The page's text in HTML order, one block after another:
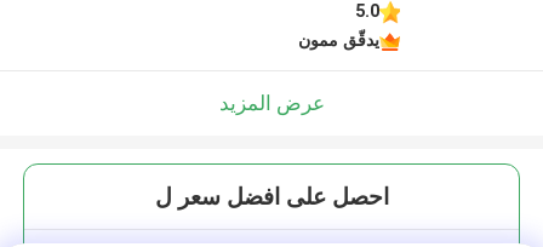
5.0
يدقّق ممون
عرض المزيد
احصل على افضل سعر ل